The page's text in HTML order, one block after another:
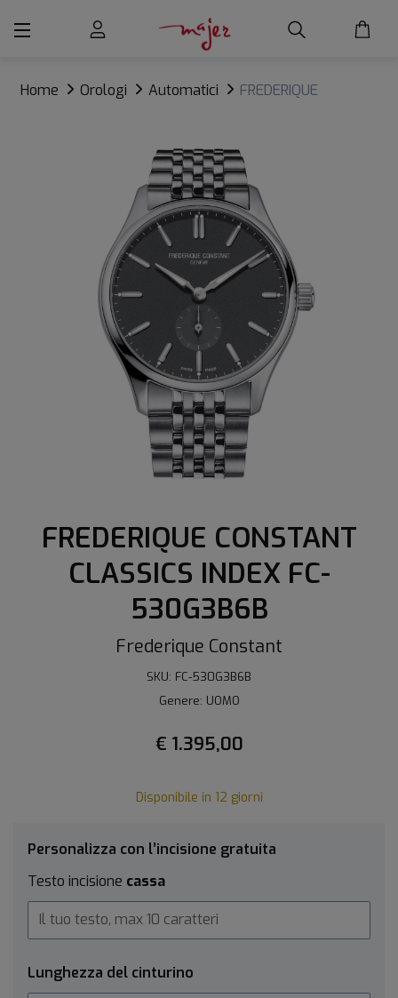
Home Orologi Automatici
FREDERIQUE
FREDERIQUE CONSTANT
CLASSICS INDEX FC-
530G3B6B
Frederique Constant
SKU: FC-530G3B6B
Genere: UOMO
€ 1.395,00
Disponibile in 12 giorni
Personalizza con l’incisione gratuita
Testo incisione cassa
Lunghezza del cinturino